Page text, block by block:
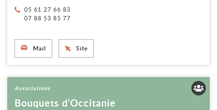
Téléphone :
05 61 27 66 83
07 88 53 85 77
Mail Site
Associations
Bouquets d’Occitanie